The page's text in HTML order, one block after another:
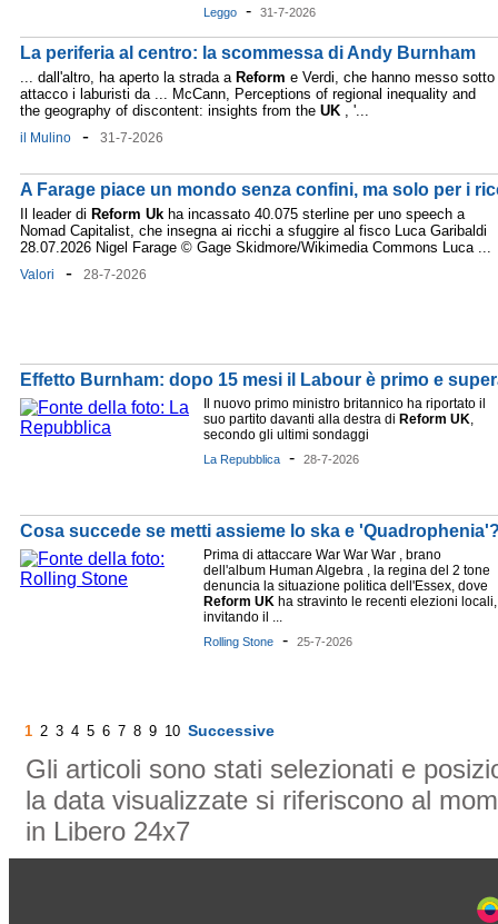
Leggo - 31-7-2026
La periferia al centro: la scommessa di Andy Burnham
... dall'altro, ha aperto la strada a Reform e Verdi, che hanno messo sotto
attacco i laburisti da ... McCann, Perceptions of regional inequality and
the geography of discontent: insights from the UK , '...
il Mulino - 31-7-2026
A Farage piace un mondo senza confini, ma solo per i
Il leader di Reform Uk ha incassato 40.075 sterline per uno speech a
Nomad Capitalist, che insegna ai ricchi a sfuggire al fisco Luca Garibaldi
28.07.2026 Nigel Farage © Gage Skidmore/Wikimedia Commons Luca ...
Valori - 28-7-2026
Effetto Burnham: dopo 15 mesi il Labour è primo e
Il nuovo primo ministro britannico ha riportato il
suo partito davanti alla destra di Reform UK,
secondo gli ultimi sondaggi
La Repubblica - 28-7-2026
Cosa succede se metti assieme lo ska e
Prima di attaccare War War War , brano
dell'album Human Algebra , la regina del 2 tone
denuncia la situazione politica dell'Essex, dove
Reform UK ha stravinto le recenti elezioni locali,
invitando il ...
Rolling Stone - 25-7-2026
1 2 3 4 5 6 7 8 9 10 Successive
Gli articoli sono stati selezionati e
la data visualizzate si riferiscono al
in Libero 24x7